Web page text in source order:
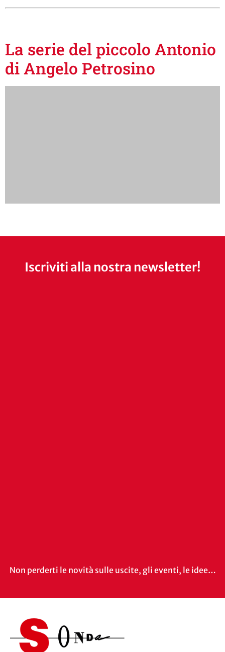
La serie del piccolo Antonio
di Angelo Petrosino
Iscriviti alla nostra newsletter!
Non perderti le novità sulle uscite, gli eventi, le idee…